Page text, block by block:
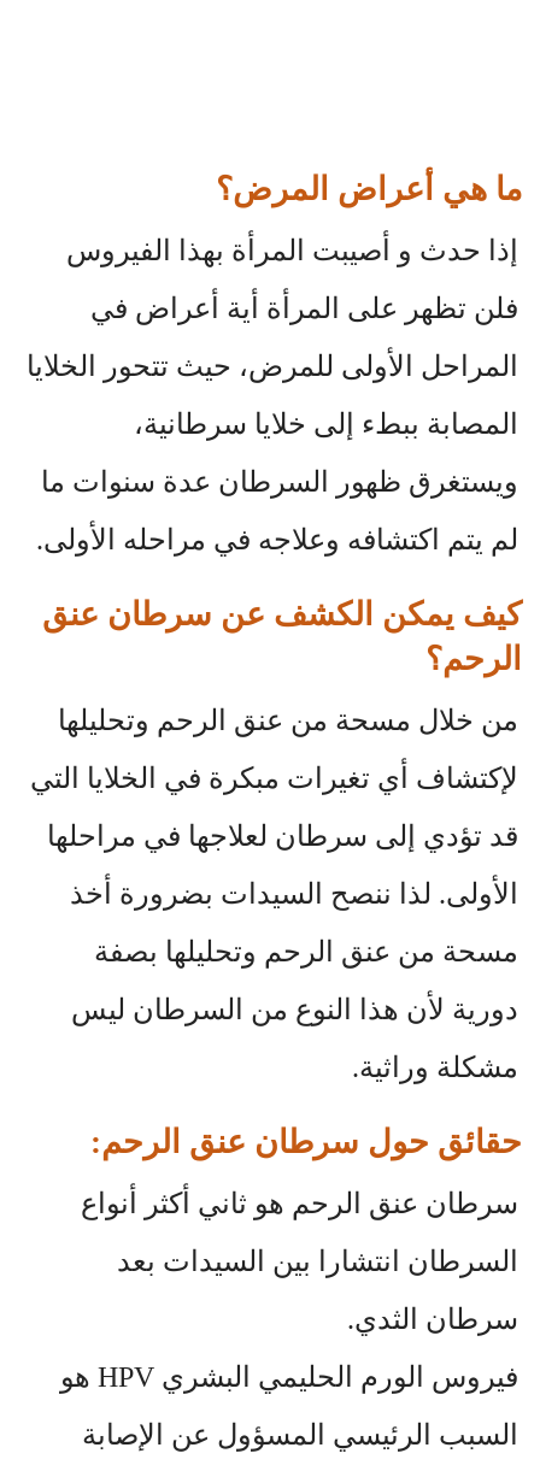
ما هي أعراض المرض؟
إذا حدث و أصيبت المرأة بهذا الفيروس
فلن تظهر على المرأة أية أعراض في
المراحل الأولى للمرض، حيث تتحور الخلايا
المصابة ببطء إلى خلايا سرطانية،
ويستغرق ظهور السرطان عدة سنوات ما
لم يتم اكتشافه وعلاجه في مراحله الأولى.
كيف يمكن الكشف عن سرطان عنق
الرحم؟
من خلال مسحة من عنق الرحم وتحليلها
لإكتشاف أي تغيرات مبكرة في الخلايا التي
قد تؤدي إلى سرطان لعلاجها في مراحلها
الأولى. لذا ننصح السيدات بضرورة أخذ
مسحة من عنق الرحم وتحليلها بصفة
دورية لأن هذا النوع من السرطان ليس
مشكلة وراثية.
حقائق حول سرطان عنق الرحم:
سرطان عنق الرحم هو ثاني أكثر أنواع
السرطان انتشارا بين السيدات بعد
سرطان الثدي.
فيروس الورم الحليمي البشريHPV هو
السبب الرئيسي المسؤول عن الإصابة